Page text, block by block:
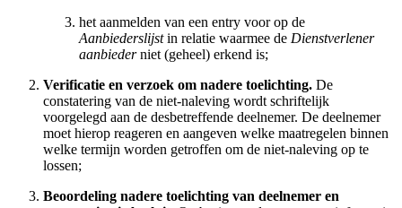
het aanmelden van een entry voor op de
Aanbiederslijstin relatie waarmee de Dienstverlener
aanbiederniet (geheel) erkend is;
Verificatie en verzoek om nadere toelichting. De
constatering van de niet-naleving wordt schriftelijk
voorgelegd aan de desbetreffende deelnemer. De deelnemer
moet hierop reageren en aangeven welke maatregelen binnen
welke termijn worden getroffen om de niet-naleving op te
lossen;
Beoordeling nadere toelichting van deelnemer en